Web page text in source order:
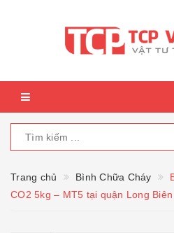
Trang chủ Bình Chữa Cháy
CO2 5kg – MT5 tại quận Long Biên